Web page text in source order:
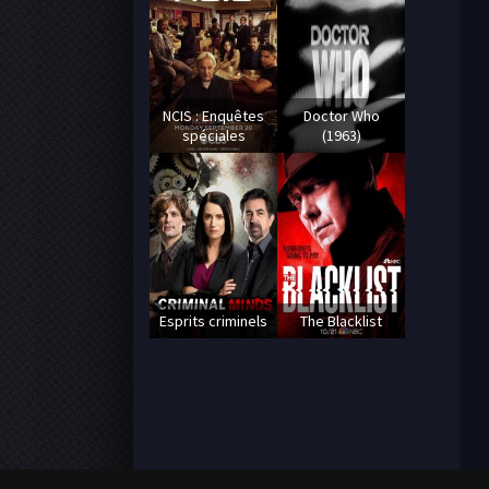
NCIS : Enquêtes
spéciales
Doctor Who
(1963)
Esprits criminels The Blacklist